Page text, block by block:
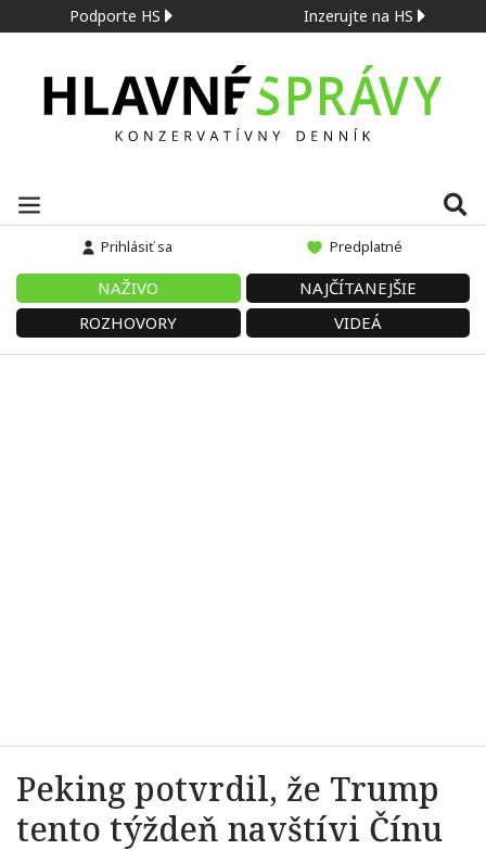
Podporte HS Inzerujte na HS
Prihlásiť sa Predplatné
NAŽIVO
NAJČÍTANEJŠIE
ROZHOVORY
VIDEÁ
Peking potvrdil, že Trump
tento týždeň navštívi Čínu